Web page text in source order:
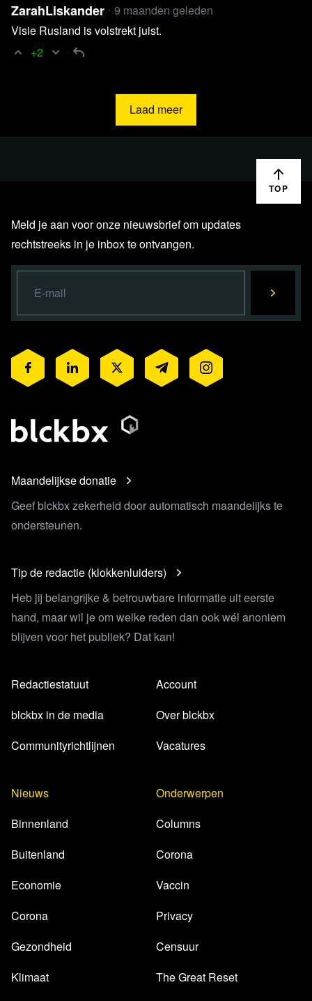
ZarahLiskander
9 maanden geleden
Visie Rusland is volstrekt juist.
+2
Laad meer
TOP
Meld je aan voor onze nieuwsbrief om updates
rechtstreeks in je inbox te ontvangen.
Maandelijkse donatie
Geef blckbx zekerheid door automatisch maandelijks te
ondersteunen.
Tip de redactie (klokkenluiders)
Heb jij belangrijke & betrouwbare informatie uit eerste
hand, maar wil je om welke reden dan ook wél anoniem
blijven voor het publiek? Dat kan!
Redactiestatuut
blckbx in de media
Communityrichtlijnen
Account
Over blckbx
Vacatures
Nieuws
Binnenland
Buitenland
Economie
Corona
Gezondheid
Klimaat
Onderwerpen
Columns
Corona
Vaccin
Privacy
Censuur
The Great Reset